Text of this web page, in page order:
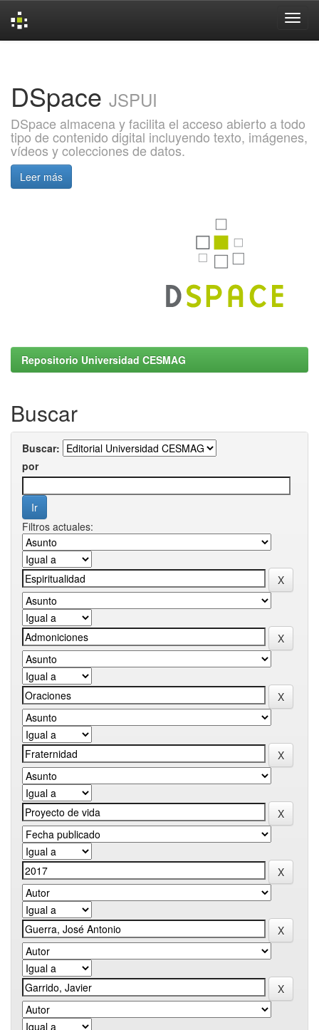
DSpace JSPUI
DSpace almacena y facilita el acceso abierto a todo
tipo de contenido digital incluyendo texto, imágenes,
vídeos y colecciones de datos.
Leer más
Repositorio Universidad CESMAG
Buscar
Buscar:
por
Filtros actuales: